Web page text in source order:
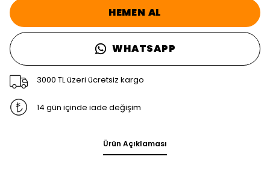
HEMEN AL
WHATSAPP
3000 TL üzeri ücretsiz kargo
14 gün içinde iade değişim
Ürün Açıklaması